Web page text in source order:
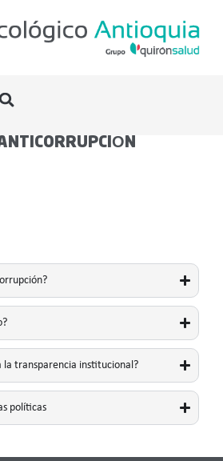
la transparencia institucional?
políticas